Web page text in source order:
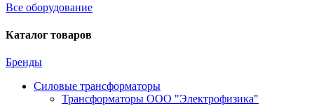
Все оборудование
Каталог товаров
Бренды
Силовые трансформаторы
Трансформаторы ООО "Электрофизика"